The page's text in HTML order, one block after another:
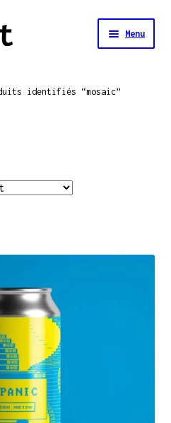
Menu
identifiés “mosaic”